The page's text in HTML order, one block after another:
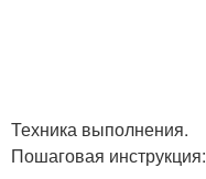
Техника выполнения.
Пошаговая инструкция: